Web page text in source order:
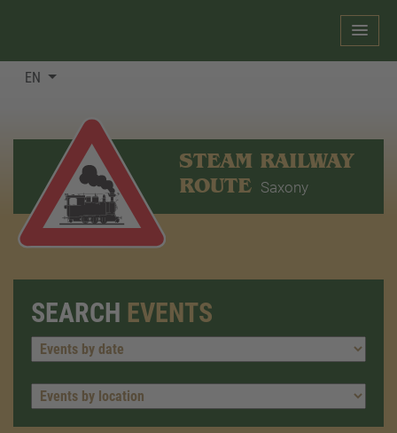
EN
STEAM RAILWAY
ROUTE Saxony
SEARCH EVENTS